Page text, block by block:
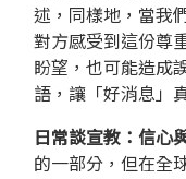
述，同樣地，當我
對方感受到這份尊
盼望，也可能造成
語，讓「好消息」
日常談宣教：信心
的一部分，但在全